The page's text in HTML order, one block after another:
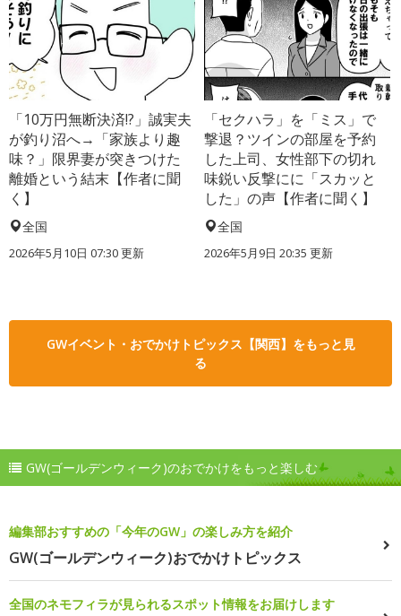
「10万円無断決済!?」誠実夫
が釣り沼へ→「家族より趣
味？」限界妻が突きつけた
離婚という結末【作者に聞
く】
全国
2026年5月10日 07:30 更新
「セクハラ」を「ミス」で
撃退？ツインの部屋を予約
した上司、女性部下の切れ
味鋭い反撃にに「スカッと
した」の声【作者に聞く】
全国
2026年5月9日 20:35 更新
GWイベント・おでかけトピックス【関西】をもっと見
る
GW(ゴールデンウィーク)のおでかけをもっと楽しむ
編集部おすすめの「今年のGW」の楽しみ方を紹介
GW(ゴールデンウィーク)おでかけトピックス
全国のネモフィラが見られるスポット情報をお届けします